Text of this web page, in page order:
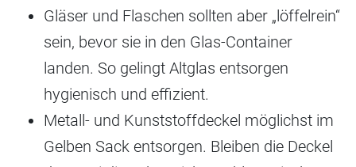
Gläser und Flaschen sollten aber „löffelrein“
sein, bevor sie in den Glas-Container
landen. So gelingt Altglas entsorgen
hygienisch und effizient.
Metall- und Kunststoffdeckel möglichst im
Gelben Sack entsorgen. Bleiben die Deckel